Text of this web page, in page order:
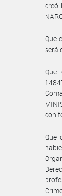
creó
Que
será
Que
con
Que